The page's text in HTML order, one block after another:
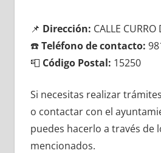
📌 Dirección: CALLE CURRO
☎️Teléfono dе contacto:
📮 Código Postal: 15250
Si necesitas realizar
ο contactar сοn el
puedes hacerlo а través dе
mencionados.